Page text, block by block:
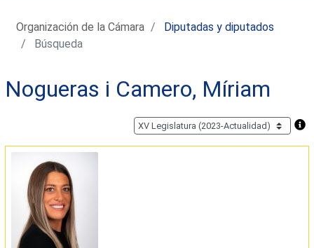
Organización de la Cámara
Diputadas y diputados
Búsqueda
Nogueras i Camero, Míriam